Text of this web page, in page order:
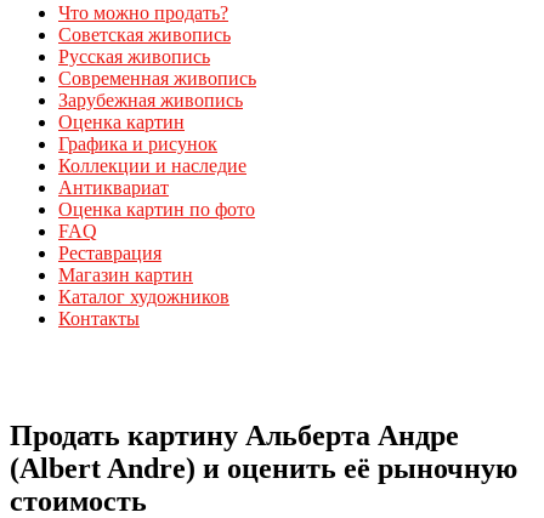
Что можно продать?
Советская живопись
Русская живопись
Современная живопись
Зарубежная живопись
Оценка картин
Графика и рисунок
Коллекции и наследие
Антиквариат
Оценка картин по фото
FAQ
Реставрация
Магазин картин
Каталог художников
Контакты
Продать картину Альберта Андре
(Albert Andre) и оценить её рыночную
стоимость